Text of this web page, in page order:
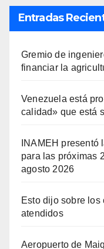
Entradas
Gremio de
financiar la
Venezuela está
calidad» que está
INAMEH
para las próximas
agosto 2026
Esto dijo sobre
atendidos
Aeropuerto de